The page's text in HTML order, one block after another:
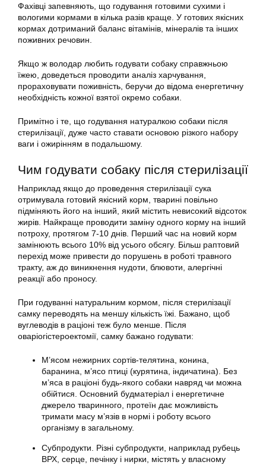
Фахівці запевняють, що годування готовими сухими і
вологими кормами в кілька разів краще. У готових якісних
кормах дотриманий баланс вітамінів, мінералів та інших
поживних речовин.
Якщо ж володар любить годувати собаку справжньою
їжею, доведеться проводити аналіз харчування,
прораховувати поживність, беручи до відома енергетичну
необхідність кожної взятої окремо собаки.
Примітно і те, що годування натуралкою собаки після
стерилізації, дуже часто ставати основою різкого набору
ваги і ожирінням в подальшому.
Чим годувати собаку після стерилізації
Наприклад якщо до проведення стерилізації сука
отримувала готовий якісний корм, тварині повільно
підміняють його на інший, який містить невисокий відсоток
жирів. Найкраще проводити заміну одного корму на інший
потроху, протягом 7-10 днів. Перший час на новий корм
замінюють всього 10% від усього обсягу. Більш раптовий
перехід може привести до порушень в роботі травного
тракту, аж до виникнення нудоти, блювоти, алергічні
реакції або проносу.
При годуванні натуральним кормом, після стерилізації
самку переводять на меншу кількість їжі. Бажано, щоб
вуглеводів в раціоні теж було менше. Після
оваріогістероектомії, самку бажано годувати:
М’ясом нежирних сортів-телятина, конина,
баранина, м’ясо птиці (курятина, індичатина). Без
м’яса в раціоні будь-якого собаки навряд чи можна
обійтися. Основний будматеріал і енергетичне
джерело тваринного, протеїн дає можливість
тримати масу м’язів в нормі і роботу всього
організму в загальному.
Субпродукти. Різні субпродукти, наприклад рубець
ВРХ, серце, печінку і нирки, містять у власному